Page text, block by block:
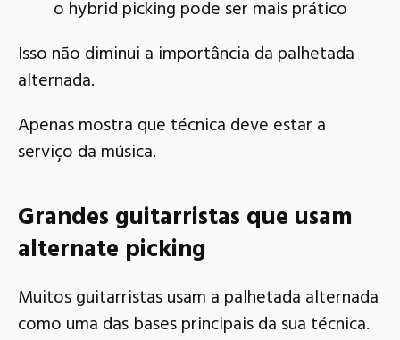
o hybrid picking pode ser mais prático
Isso não diminui a importância da palhetada
alternada.
Apenas mostra que técnica deve estar a
serviço da música.
Grandes guitarristas que usam
alternate picking
Muitos guitarristas usam a palhetada alternada
como uma das bases principais da sua técnica.